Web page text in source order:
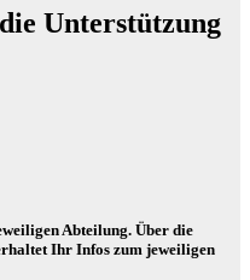
Unterstützung
Abteilung. Über die
Ihr Infos zum jeweiligen